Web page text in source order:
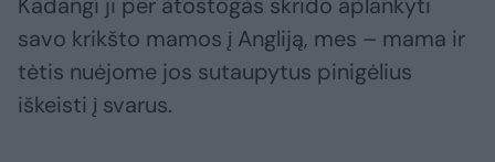
Kadangi ji per atostogas skrido aplankyti
savo krikšto mamos į Angliją, mes – mama ir
tėtis nuėjome jos sutaupytus pinigėlius
iškeisti į svarus.